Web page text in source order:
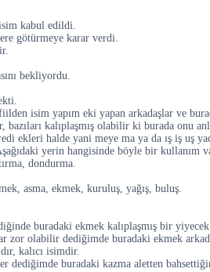
kabul edildi.
götürmeye karar verdi.
bekliyordu.
isim yapım eki yapan arkadaşlar ve
kalıplaşmış olabilir ki burada onu
ekleri halde yani meye ma ya da ış iş uş
yerin hangisinde böyle bir kullanım
dondurma.
asma, ekmek, kuruluş, yağış, buluş.
buradaki ekmek kalıplaşmış bir
zor olabilir dediğimde buradaki ekmek
kalıcı isimdir.
dediğimde buradaki kazma aletten